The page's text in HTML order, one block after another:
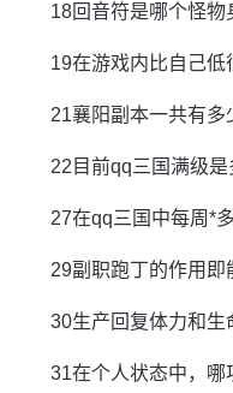
18回音符是哪个怪物
19在游戏内比自己
21襄阳副本一共有多
22目前qq三国满级
27在qq三国中每周*
29副职跑丁的作用即
30生产回复体力和生
31在个人状态中，哪